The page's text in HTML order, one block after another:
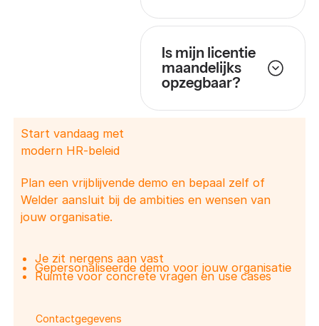
Is mijn licentie
maandelijks
opzegbaar?
Start vandaag met
modern HR-beleid
Plan een vrijblijvende demo en bepaal zelf of
Welder aansluit bij de ambities en wensen van
jouw organisatie.
Je zit nergens aan vast
Gepersonaliseerde demo voor jouw organisatie
Ruimte voor concrete vragen en use cases
Contactgegevens